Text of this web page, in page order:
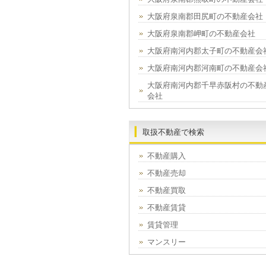
大阪府泉南郡田尻町の不動産会社
大阪府泉南郡岬町の不動産会社
大阪府南河内郡太子町の不動産会
大阪府南河内郡河南町の不動産会
大阪府南河内郡千早赤阪村の不動
会社
取扱不動産で検索
不動産購入
不動産売却
不動産買取
不動産賃貸
賃貸管理
マンスリー